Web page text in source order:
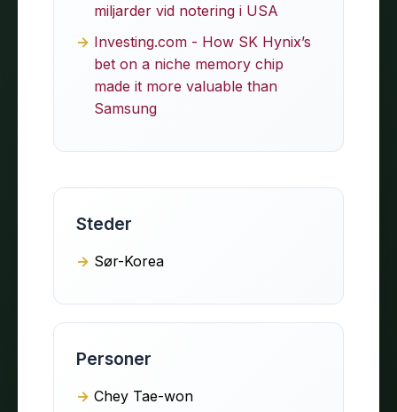
miljarder vid notering i USA
Investing.com - How SK Hynix’s
bet on a niche memory chip
made it more valuable than
Samsung
Steder
Sør-Korea
Personer
Chey Tae-won